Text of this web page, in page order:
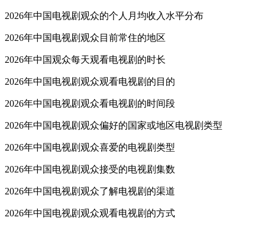
2026年中国电视剧观众的个人月均收入水平分布
2026年中国电视剧观众目前常住的地区
2026年中国观众每天观看电视剧的时长
2026年中国电视剧观众观看电视剧的目的
2026年中国电视剧观众看电视剧的时间段
2026年中国电视剧观众偏好的国家或地区电视剧类型
2026年中国电视剧观众喜爱的电视剧类型
2026年中国电视剧观众接受的电视剧集数
2026年中国电视剧观众了解电视剧的渠道
2026年中国电视剧观众观看电视剧的方式